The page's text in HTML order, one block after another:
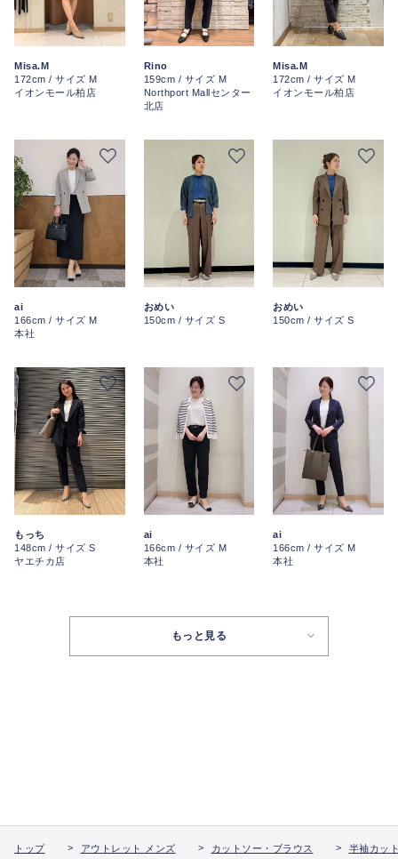
Misa.M
172cm / サイズ M
イオンモール柏店
Rino
159cm / サイズ M
Northport Mallセンター
北店
Misa.M
172cm / サイズ M
イオンモール柏店
ai
166cm / サイズ M
本社
おめい
150cm / サイズ S
おめい
150cm / サイズ S
もっち
148cm / サイズ S
ヤエチカ店
ai
166cm / サイズ M
本社
ai
166cm / サイズ M
本社
もっと見る
トップ アウトレット メンズ カットソー・ブラウス 半袖カッ